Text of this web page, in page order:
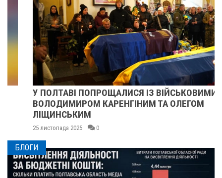
У ПОЛТАВІ ПОПРОЩАЛИСЯ ІЗ ВІЙСЬКОВИМИ
ВОЛОДИМИРОМ КАРЕНГІНИМ ТА ОЛЕГОМ
ЛІЩИНСЬКИМ
25 листопада 2025 0
БЛОГИ